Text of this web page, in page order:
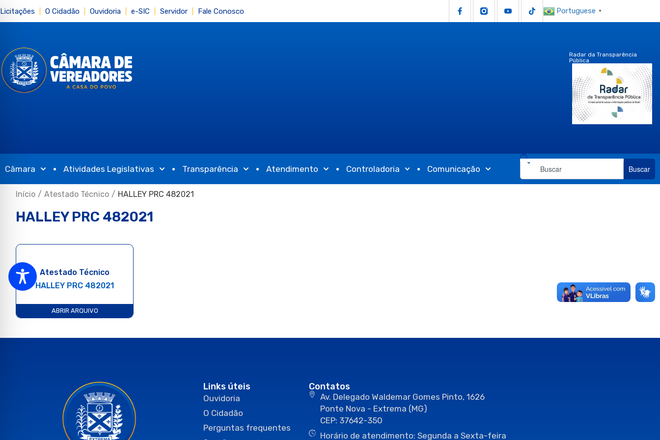
Licitações O Cidadão Ouvidoria e-SIC Servidor Fale Conosco Portuguese ▼
Radar da Transparência
Pública
Câmara Atividades Legislativas Transparência Atendimento Controladoria Comunicação Buscar
Início / Atestado Técnico / HALLEY PRC 482021
HALLEY PRC 482021
Atestado Técnico
HALLEY PRC 482021
ABRIR ARQUIVO
Links úteis
Ouvidoria
O Cidadão
Perguntas frequentes
Contatos
Av. Delegado Waldemar Gomes Pinto, 1626
Ponte Nova - Extrema (MG)
CEP: 37642-350
Horário de atendimento: Segunda a Sexta-feira